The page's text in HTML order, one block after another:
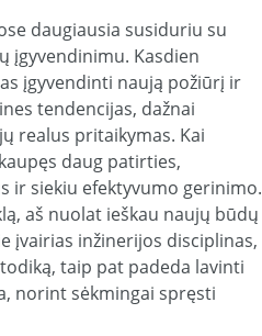
daugiausia susiduriu su
įgyvendinimu. Kasdien
įgyvendinti naują požiūrį ir
tendencijas, dažnai
realus pritaikymas. Kai
daug patirties,
ir siekiu efektyvumo gerinimo.
aš nuolat ieškau naujų būdų
įvairias inžinerijos disciplinas,
taip pat padeda lavinti
norint sėkmingai spręsti